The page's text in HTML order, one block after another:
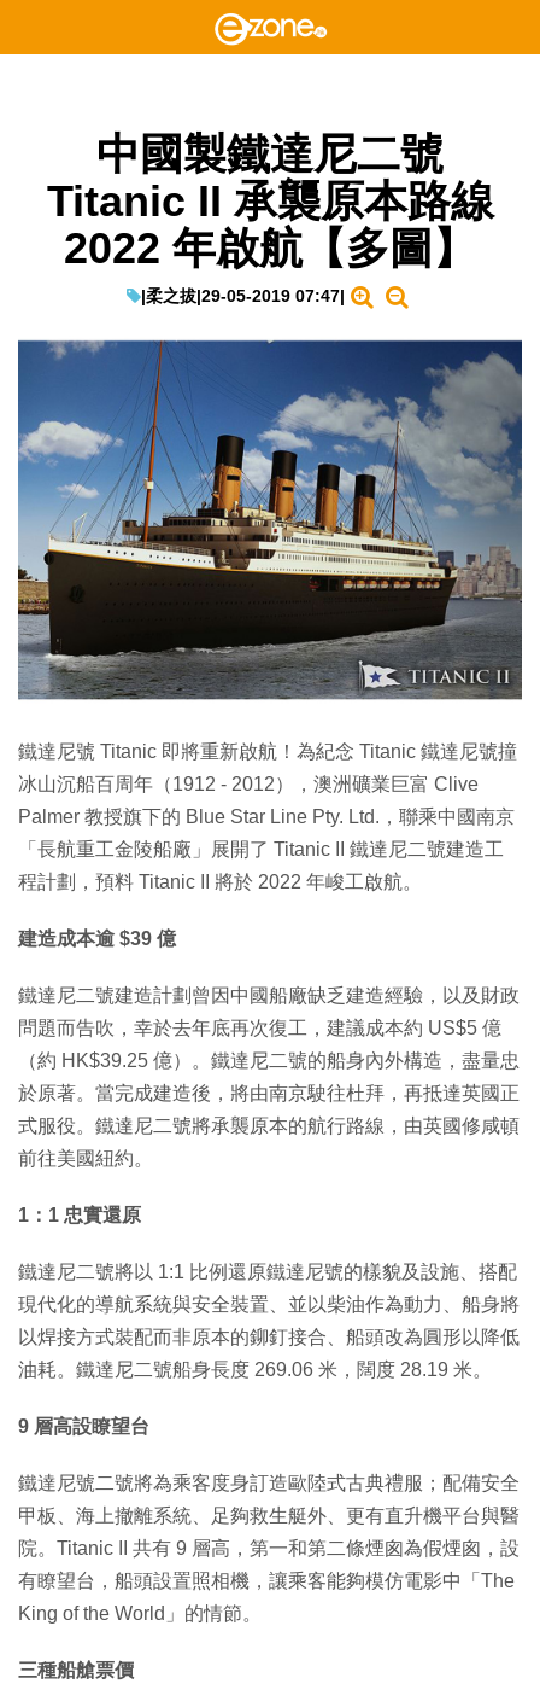
中國製鐵達尼二號
Titanic II 承襲原本路線
2022 年啟航【多圖】
|柔之拔|29-05-2019 07:47|
鐵達尼號 Titanic 即將重新啟航！為紀念 Titanic 鐵達尼號撞
冰山沉船百周年（1912 - 2012），澳洲礦業巨富 Clive
Palmer 教授旗下的 Blue Star Line Pty. Ltd.，聯乘中國南京
「長航重工金陵船廠」展開了 Titanic II 鐵達尼二號建造工
程計劃，預料 Titanic II 將於 2022 年峻工啟航。
建造成本逾 $39 億
鐵達尼二號建造計劃曾因中國船廠缺乏建造經驗，以及財政
問題而告吹，幸於去年底再次復工，建議成本約 US$5 億
（約 HK$39.25 億）。鐵達尼二號的船身內外構造，盡量忠
於原著。當完成建造後，將由南京駛往杜拜，再抵達英國正
式服役。鐵達尼二號將承襲原本的航行路線，由英國修咸頓
前往美國紐約。
1：1 忠實還原
鐵達尼二號將以 1:1 比例還原鐵達尼號的樣貌及設施、搭配
現代化的導航系統與安全裝置、並以柴油作為動力、船身將
以焊接方式裝配而非原本的鉚釘接合、船頭改為圓形以降低
油耗。鐵達尼二號船身長度 269.06 米，闊度 28.19 米。
9 層高設瞭望台
鐵達尼號二號將為乘客度身訂造歐陸式古典禮服；配備安全
甲板、海上撤離系統、足夠救生艇外、更有直升機平台與醫
院。Titanic II 共有 9 層高，第一和第二條煙囪為假煙囪，設
有瞭望台，船頭設置照相機，讓乘客能夠模仿電影中「The
King of the World」的情節。
三種船艙票價